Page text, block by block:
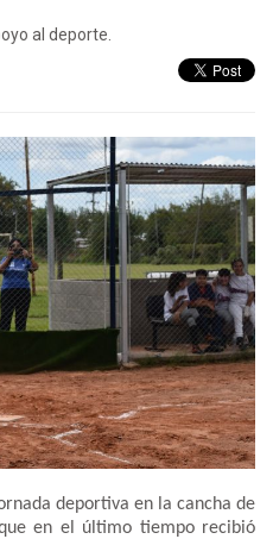
al deporte.
deportiva en la cancha de
en el último tiempo recibió